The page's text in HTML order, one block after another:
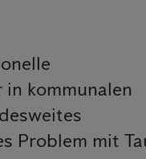
kommunalen
Problem mit